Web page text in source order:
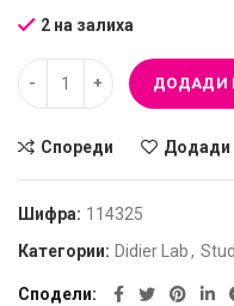
2 на залиха
ДОДАДИ
Спореди Додади
Шифра: 114325
Категории: Didier Lab,
Сподели